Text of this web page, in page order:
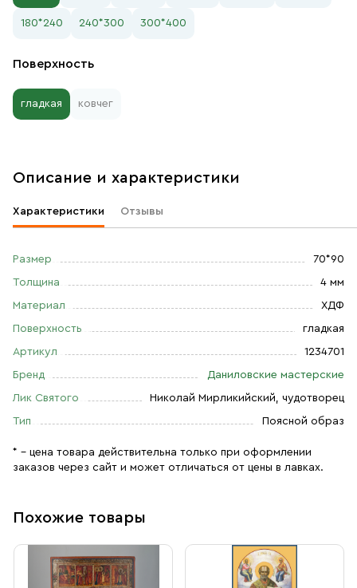
180*240 240*300 300*400
Поверхность
гладкая ковчег
Описание и характеристики
Характеристики Отзывы
Размер 70*90
Толщина 4 мм
Материал ХДФ
Поверхность гладкая
Артикул 1234701
Бренд Даниловские мастерские
Лик Святого Николай Мирликийский, чудотворец
Тип Поясной образ
* – цена товара действительна только при оформлении
заказов через сайт и может отличаться от цены в лавках.
Похожие товары